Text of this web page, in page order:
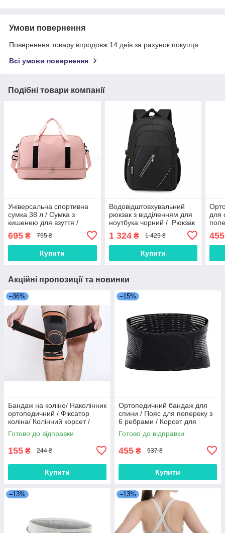
Умови повернення
Повернення товару впродовж 14 днів за рахунок покупця
Всі умови повернення
Подібні товари компанії
Універсальна спортивна
сумка 38 л / Сумка з
кишенею для взуття /
Дорожня сумка з ременем
/ Сумка для спорту
Рожевий
695 ₴ 755 ₴
Купити
Водовідштовхувальний
рюкзак з відділенням для
ноутбука чорний / Рюкзак
1 324₴ 1 425 ₴
Купити
для
455
Акційні пропозиції та новинки
–36%
Бандаж на коліно/ Наколінник
ортопедичний / Фіксатор
коліна/ Колінний корсет /
Фіксуючий бандаж коліна
(Помаранчевий))
Готово до відправки
155 ₴ 244 ₴
Купити
–15%
Ортопедичний бандаж для
спини / Пояс для попереку з
6 ребрами / Корсет для
попереку / Пояс корсет для
спини
Готово до відправки
455 ₴ 537 ₴
Купити
–13% –13%